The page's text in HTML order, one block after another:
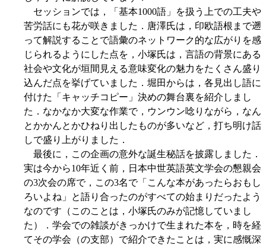
セッションでは，「基本1000語」を扱う上での工夫や
苦労話にも花が咲きました．唐澤氏は，印欧語根まで遡
って解説することで語彙のネットワーク的な広がりを感
じられるようにした点を，小塚氏は，言語の背景にある
社会や文化が垣間見える意味変化の魅力をたくさん盛り
込んだ点を挙げていました．堀田からは，各見出し語に
付けた「キャッチコピー」決めの舞台裏を紹介しまし
た．なかなか大変な作業で，ウンウン唸りながら，なん
とかかんとかひねり出したものが多いなど，打ち明け話
しで盛り上がりました．
最後に，この企画の意外な誕生秘話を披露しました．
実は今から10年近く前，日本中世英語英文学会の懇親会
の3次会の席で，この3名で「こんな本があったらおもし
ろいよね」と語り合ったのがすべての始まりだったよう
なのです（このことは，小塚氏のみが記憶していまし
た）．学会での雑談がきっかけで生まれた本を，時を経
てその学会（の支部）で紹介できたことは，実に感慨深